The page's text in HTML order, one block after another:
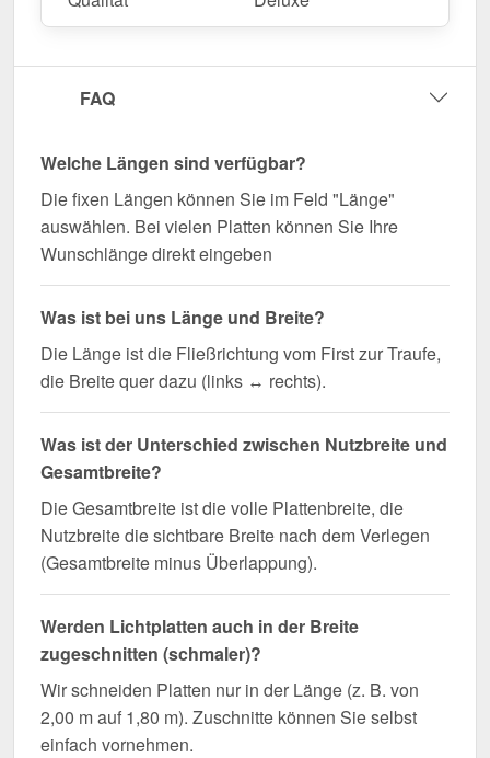
FAQ
Welche Längen sind verfügbar?
Die fixen Längen können Sie im Feld "Länge"
auswählen. Bei vielen Platten können Sie Ihre
Wunschlänge direkt eingeben
Was ist bei uns Länge und Breite?
Die Länge ist die Fließrichtung vom First zur Traufe,
die Breite quer dazu (links ↔ rechts).
Was ist der Unterschied zwischen Nutzbreite und
Gesamtbreite?
Die Gesamtbreite ist die volle Plattenbreite, die
Nutzbreite die sichtbare Breite nach dem Verlegen
(Gesamtbreite minus Überlappung).
Werden Lichtplatten auch in der Breite
zugeschnitten (schmaler)?
Wir schneiden Platten nur in der Länge (z. B. von
2,00 m auf 1,80 m). Zuschnitte können Sie selbst
einfach vornehmen.